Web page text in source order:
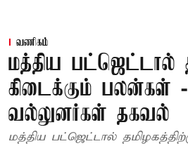
வணிகம்
மத்திய பட்ஜெட்டால்
கிடைக்கும் பலன்கள் -
வல்லுனர்கள் தகவல்
மத்திய பட்ஜெட்டால்